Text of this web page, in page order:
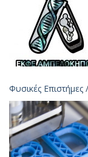
Φυσικές